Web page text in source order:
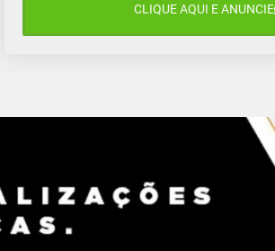
CLIQUE AQUI E ANUNCIE